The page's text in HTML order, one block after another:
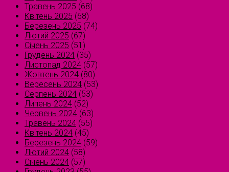
Травень 2025 (68)
Квітень 2025 (68)
Березень 2025 (74)
Лютий 2025 (67)
Січень 2025 (51)
Грудень 2024 (35)
Листопад 2024 (57)
Жовтень 2024 (80)
Вересень 2024 (53)
Серпень 2024 (53)
Липень 2024 (52)
Червень 2024 (63)
Травень 2024 (55)
Квітень 2024 (45)
Березень 2024 (59)
Лютий 2024 (58)
Січень 2024 (57)